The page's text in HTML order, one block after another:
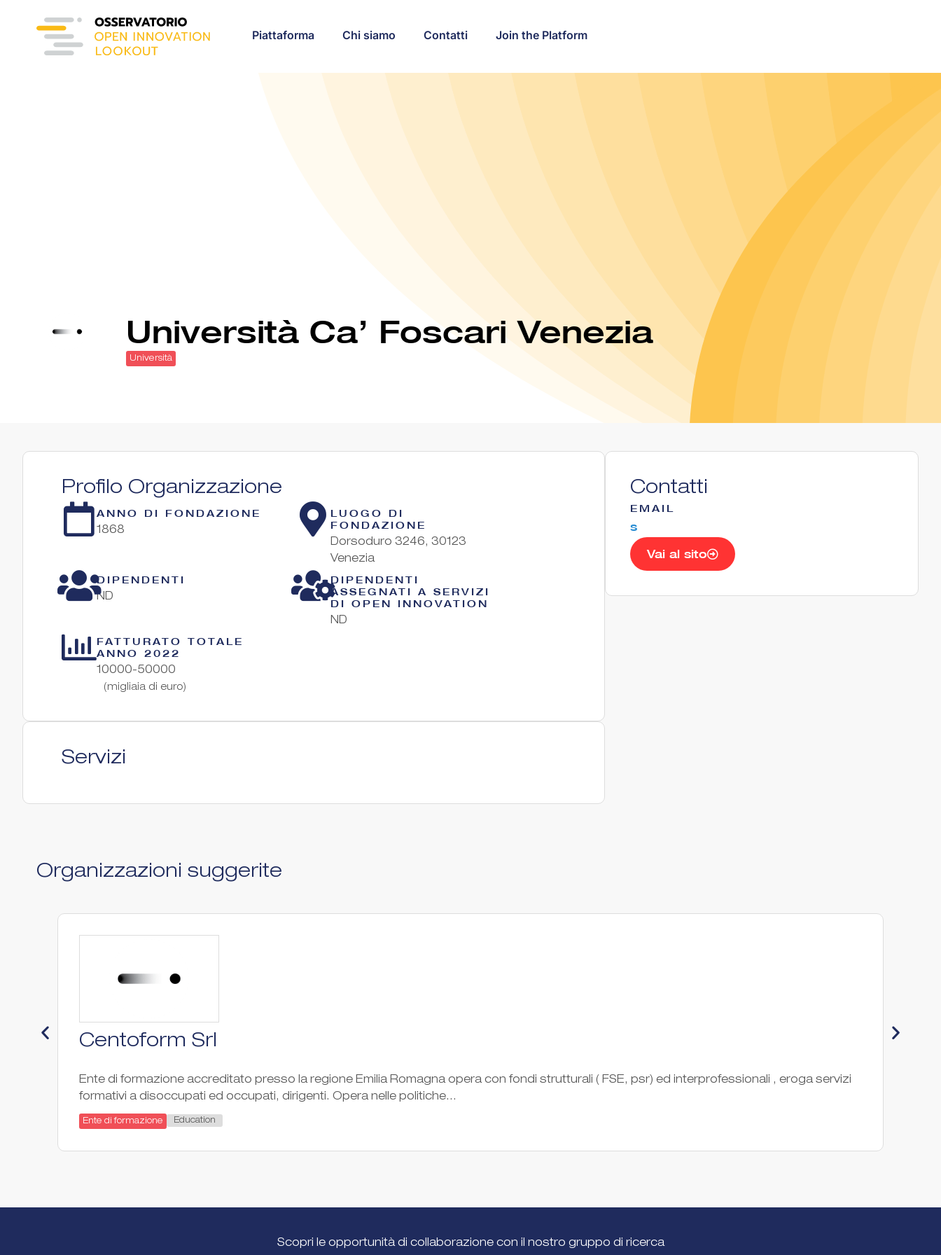
Piattaforma Chi siamo Contatti Join the Platform
Università Ca’ Foscari Venezia
Università
Profilo Organizzazione
ANNO DI FONDAZIONE
1868
LUOGO DI
FONDAZIONE
Dorsoduro 3246, 30123
Venezia
DIPENDENTI
ND
DIPENDENTI
ASSEGNATI A SERVIZI
DI OPEN INNOVATION
ND
FATTURATO TOTALE
ANNO 2022
10000-50000
(migliaia di euro)
Servizi
Contatti
EMAIL
s
Vai al sito
Organizzazioni suggerite
Centoform Srl
Ente di formazione accreditato presso la regione Emilia Romagna opera con fondi strutturali ( FSE, psr) ed interprofessionali , eroga servizi
formativi a disoccupati ed occupati, dirigenti. Opera nelle politiche...
Ente di formazione Education
Scopri le opportunità di collaborazione con il nostro gruppo di ricerca